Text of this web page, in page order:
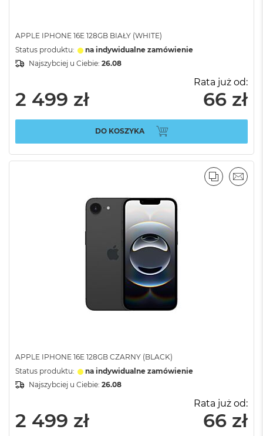
APPLE IPHONE 16E 128GB BIAŁY (WHITE)
Status produktu:
na indywidualne zamówienie
Najszybciej u Ciebie: 26.08
2 499 zł
Rata już od:
66 zł
DO KOSZYKA
APPLE IPHONE 16E 128GB CZARNY (BLACK)
Status produktu:
na indywidualne zamówienie
Najszybciej u Ciebie: 26.08
2 499 zł
Rata już od:
66 zł